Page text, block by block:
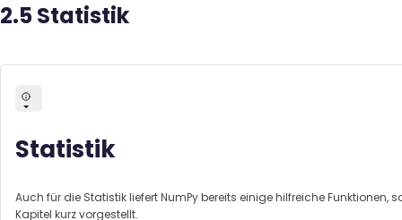
2.5 Statistik
Statistik
Auch für die Statistik liefert NumPy bereits einige hilfreiche
Kapitel kurz vorgestellt.